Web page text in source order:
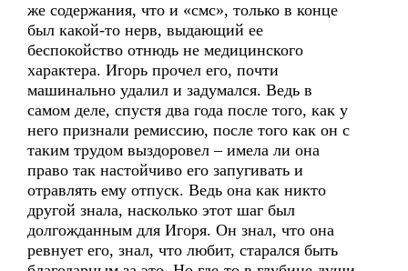
же содержания, что и «смс», только в конце
был какой-то нерв, выдающий ее
беспокойство отнюдь не медицинского
характера. Игорь прочел его, почти
машинально удалил и задумался. Ведь в
самом деле, спустя два года после того, как у
него признали ремиссию, после того как он с
таким трудом выздоровел – имела ли она
право так настойчиво его запугивать и
отравлять ему отпуск. Ведь она как никто
другой знала, насколько этот шаг был
долгожданным для Игоря. Он знал, что она
ревнует его, знал, что любит, старался быть